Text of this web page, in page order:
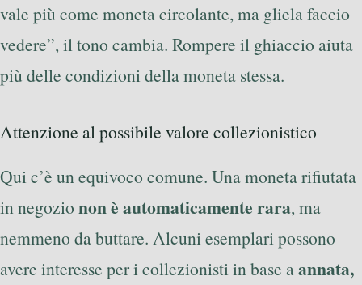
vale più come moneta circolante, ma gliela faccio
vedere”, il tono cambia. Rompere il ghiaccio aiuta
più delle condizioni della moneta stessa.
Attenzione al possibile valore collezionistico
Qui c’è un equivoco comune. Una moneta rifiutata
in negozio non è automaticamente rara, ma
nemmeno da buttare. Alcuni esemplari possono
avere interesse per i collezionisti in base aannata,